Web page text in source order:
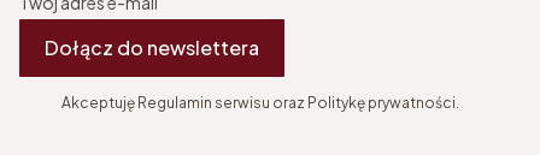
Dołącz do newslettera
Akceptuję Regulamin serwisu oraz Politykę prywatności.